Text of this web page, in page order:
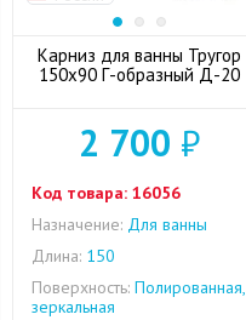
Карниз для ванны Тругор
150x90 Г-образный Д-20
2 700 ₽
Код товара: 16056
Назначение: Для ванны
Длина: 150
Поверхность: Полированная,
зеркальная